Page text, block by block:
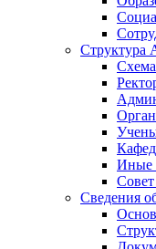
Структура
Иные
Сведения